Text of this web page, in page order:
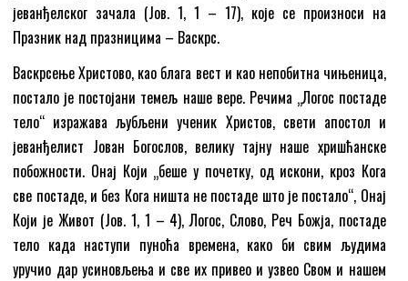
јеванђелског зачала (Јов. 1, 1 – 17), које се произноси на
Празник над празницима – Васкрс.
Васкрсење Христово, као блага вест и као непобитна чињеница,
постало је постојани темељ наше вере. Речима „Логос постаде
тело“ изражава љубљени ученик Христов, свети апостол и
јеванђелист Јован Богослов, велику тајну наше хришћанске
побожности. Онај Који „беше у почетку, од искони, кроз Кога
све постаде, и без Кога ништа не постаде што је постало“, Онај
Који је Живот (Јов. 1, 1 – 4), Логос, Слово, Реч Божја, постаде
тело када наступи пуноћа времена, како би свим људима
уручио дар усиновљења и све их привео и узвео Свом и нашем